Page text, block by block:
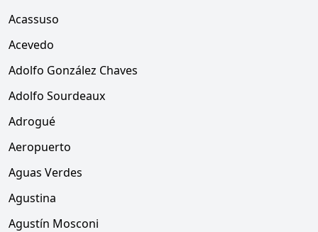
Acassuso
Acevedo
Adolfo González Chaves
Adolfo Sourdeaux
Adrogué
Aeropuerto
Aguas Verdes
Agustina
Agustín Mosconi